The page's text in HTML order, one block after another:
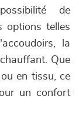
de
options telles
la
Que
en tissu, ce
un confort